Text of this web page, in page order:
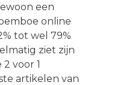
een
online
tot wel 79%
ziet zijn
voor 1
artikelen van